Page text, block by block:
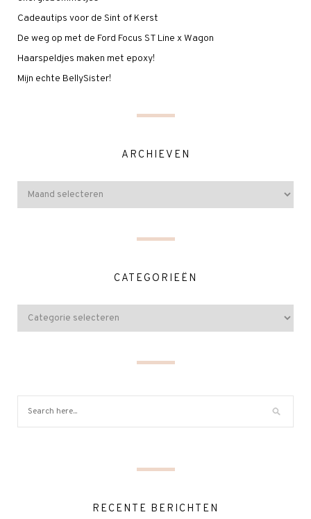
Cadeautips voor de Sint of Kerst
De weg op met de Ford Focus ST Line x Wagon
Haarspeldjes maken met epoxy!
Mijn echte BellySister!
ARCHIEVEN
CATEGORIEËN
RECENTE BERICHTEN